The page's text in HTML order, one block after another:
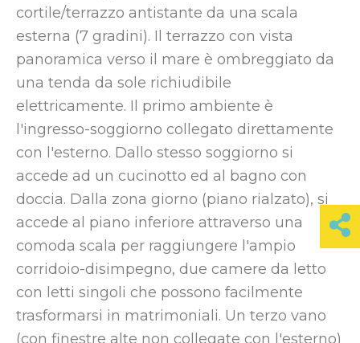
cortile/terrazzo antistante da una scala
esterna (7 gradini). Il terrazzo con vista
panoramica verso il mare è ombreggiato da
una tenda da sole richiudibile
elettricamente. Il primo ambiente è
l'ingresso-soggiorno collegato direttamente
con l'esterno. Dallo stesso soggiorno si
accede ad un cucinotto ed al bagno con
doccia. Dalla zona giorno (piano rialzato), si
accede al piano inferiore attraverso una
comoda scala per raggiungere l'ampio
corridoio-disimpegno, due camere da letto
con letti singoli che possono facilmente
trasformarsi in matrimoniali. Un terzo vano
(con finestre alte non collegate con l'esterno)